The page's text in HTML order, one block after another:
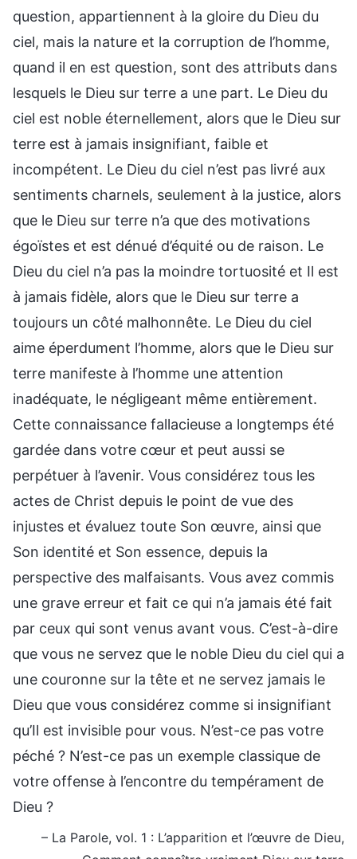
question, appartiennent à la gloire du Dieu du
ciel, mais la nature et la corruption de l’homme,
quand il en est question, sont des attributs dans
lesquels le Dieu sur terre a une part. Le Dieu du
ciel est noble éternellement, alors que le Dieu sur
terre est à jamais insignifiant, faible et
incompétent. Le Dieu du ciel n’est pas livré aux
sentiments charnels, seulement à la justice, alors
que le Dieu sur terre n’a que des motivations
égoïstes et est dénué d’équité ou de raison. Le
Dieu du ciel n’a pas la moindre tortuosité et Il est
à jamais fidèle, alors que le Dieu sur terre a
toujours un côté malhonnête. Le Dieu du ciel
aime éperdument l’homme, alors que le Dieu sur
terre manifeste à l’homme une attention
inadéquate, le négligeant même entièrement.
Cette connaissance fallacieuse a longtemps été
gardée dans votre cœur et peut aussi se
perpétuer à l’avenir. Vous considérez tous les
actes de Christ depuis le point de vue des
injustes et évaluez toute Son œuvre, ainsi que
Son identité et Son essence, depuis la
perspective des malfaisants. Vous avez commis
une grave erreur et fait ce qui n’a jamais été fait
par ceux qui sont venus avant vous. C’est-à-dire
que vous ne servez que le noble Dieu du ciel qui a
une couronne sur la tête et ne servez jamais le
Dieu que vous considérez comme si insignifiant
qu’Il est invisible pour vous. N’est-ce pas votre
péché ? N’est-ce pas un exemple classique de
votre offense à l’encontre du tempérament de
Dieu ?
– La Parole, vol. 1 : L’apparition et l’œuvre de Dieu,